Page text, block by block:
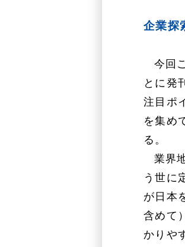
企業探
今回
とに発
注目ポ
を集め
る。
業界
う世に
が日本
含めて
かりや